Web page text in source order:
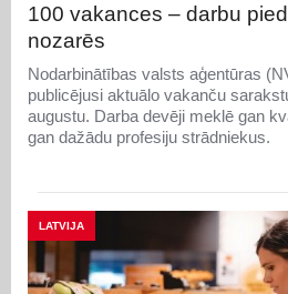
100 vakances – darbu
nozarēs
Nodarbinātības valsts aģentūras
publicējusi aktuālo vakanču
augustu. Darba devēji meklē gan
gan dažādu profesiju strādniekus.
LATVIJA